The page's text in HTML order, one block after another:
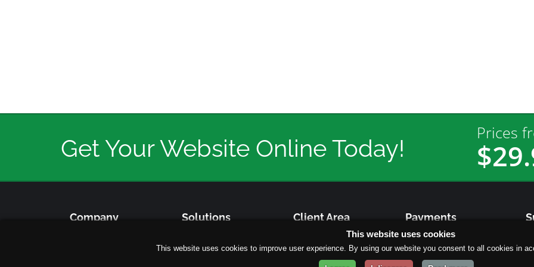
Get Your Website Online Today!
Prices
Company Solutions Client Area Payments
This website uses cookies
This website uses cookies to improve user experience. By using our website you consent to all cookies in